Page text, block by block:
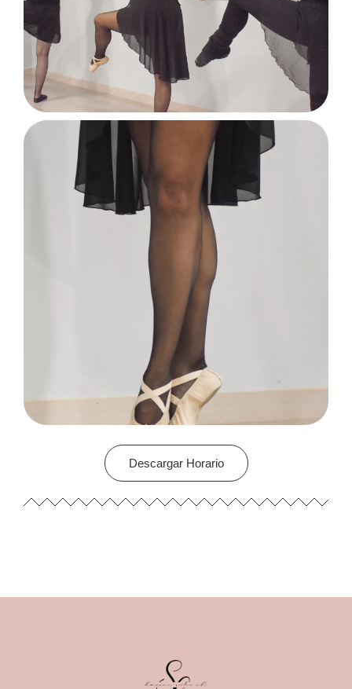
Descargar Horario